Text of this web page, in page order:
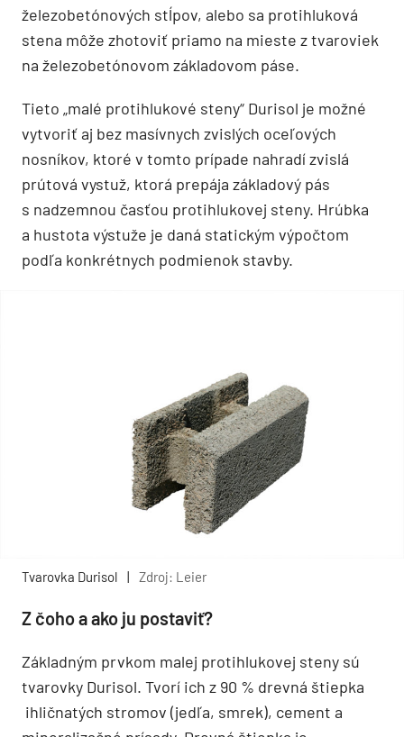
železobetónových stĺpov, alebo sa protihluková
stena môže zhotoviť priamo na mieste z tvaroviek
na železobetónovom základovom páse.
Tieto „malé protihlukové steny“ Durisol je možné
vytvoriť aj bez masívnych zvislých oceľových
nosníkov, ktoré v tomto prípade nahradí zvislá
prútová vystuž, ktorá prepája základový pás
s nadzemnou časťou protihlukovej steny. Hrúbka
a hustota výstuže je daná statickým výpočtom
podľa konkrétnych podmienok stavby.
Tvarovka Durisol Zdroj: Leier
Z čoho a ako ju postaviť?
Základným prvkom malej protihlukovej steny sú
tvarovky Durisol. Tvorí ich z 90 % drevná štiepka
ihličnatých stromov (jedľa, smrek), cement a